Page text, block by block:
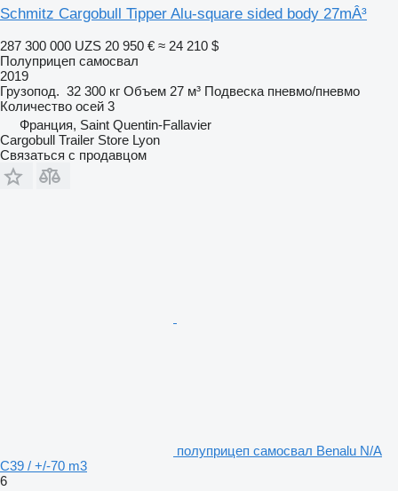
Schmitz Cargobull Tipper Alu-square sided body 27mÂ³
287 300 000 UZS 20 950 € ≈ 24 210 $
Полуприцеп самосвал
2019
Грузопод. 32 300 кг Объем 27 м³ Подвеска пневмо/пневмо
Количество осей 3
Франция, Saint Quentin-Fallavier
Cargobull Trailer Store Lyon
Связаться с продавцом
полуприцеп самосвал Benalu N/A
C39 / +/-70 m3
6